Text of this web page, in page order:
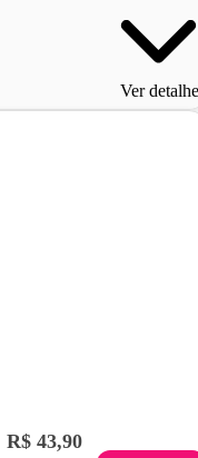
Ver
R$ 43,90